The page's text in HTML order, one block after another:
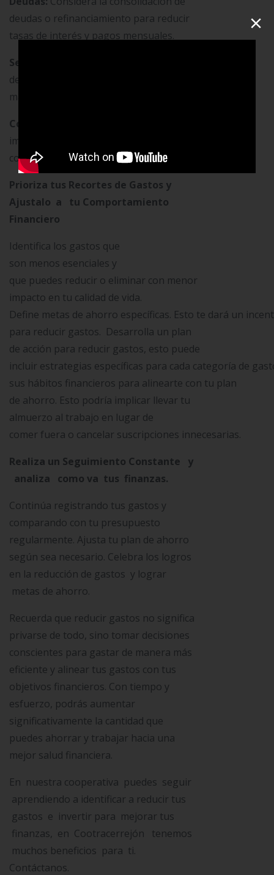
deudas o refinanciamiento para reducir
tasas de interés y pagos mensuales.
Seguros:
de seguros para encontrar opciones
más económicas.
Compras Impulsivas:
impulsivas y reflexiona antes de realizar
compras importantes.
Prioriza tus Recortes de Gastos y
Ajustalo a tu Comportamiento
Financiero
Identifica los gastos que
son menos esenciales y
que puedes reducir o eliminar con menor
impacto en tu calidad de vida.
Define metas de ahorro específicas. Esto te dará un
para reducir gastos. Desarrolla un plan
de acción para reducir gastos, esto puede
incluir estrategias específicas para cada categoría de
sus hábitos financieros para alinearte con tu plan
de ahorro. Esto podría implicar llevar tu
almuerzo al trabajo en lugar de
comer fuera o cancelar suscripciones innecesarias.
Realiza un Seguimiento Constante y
analiza como va tus finanzas.
Continúa registrando tus gastos y
comparando con tu presupuesto
regularmente. Ajusta tu plan de ahorro
según sea necesario. Celebra los logros
en la reducción de gastos y lograr
metas de ahorro.
Recuerda que reducir gastos no significa
privarse de todo, sino tomar decisiones
conscientes para gastar de manera más
eficiente y alinear tus gastos con tus
objetivos financieros. Con tiempo y
esfuerzo, podrás aumentar
significativamente la cantidad que
puedes ahorrar y trabajar hacia una
mejor salud financiera.
En nuestra cooperativa puedes seguir
aprendiendo a identificar a reducir tus
gastos e invertir para mejorar tus
finanzas, en Cootracerrejón tenemos
muchos beneficios para ti.
Contáctanos.
×